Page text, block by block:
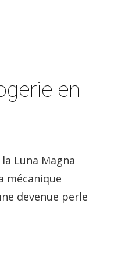
en
Luna Magna
mécanique
devenue perle